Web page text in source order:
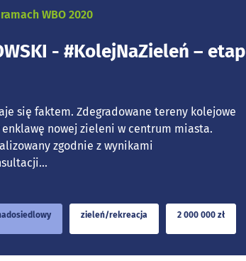
WBO 2020
- #KolejNaZieleń – etap
się faktem. Zdegradowane tereny kolejowe
nowej zieleni w centrum miasta.
zgodnie z wynikami
zieleń/rekreacja 2 000 000 zł